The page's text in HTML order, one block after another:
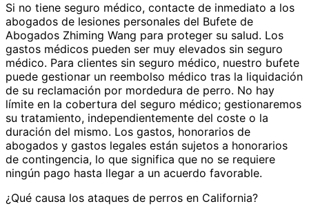
Si no tiene seguro médico, contacte de inmediato a los
abogados de lesiones personales del Bufete de
Abogados Zhiming Wang para proteger su salud. Los
gastos médicos pueden ser muy elevados sin seguro
médico. Para clientes sin seguro médico, nuestro bufete
puede gestionar un reembolso médico tras la liquidación
de su reclamación por mordedura de perro. No hay
límite en la cobertura del seguro médico; gestionaremos
su tratamiento, independientemente del coste o la
duración del mismo. Los gastos, honorarios de
abogados y gastos legales están sujetos a honorarios
de contingencia, lo que significa que no se requiere
ningún pago hasta llegar a un acuerdo favorable.
¿Qué causa los ataques de perros en California?